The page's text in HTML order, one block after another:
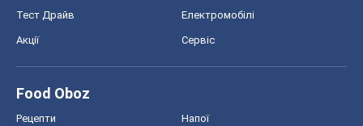
Тест Драйв Електромобілі
Акції Сервіс
Food Oboz
Рецепти Напої